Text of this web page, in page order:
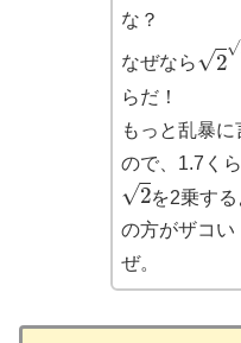
な？
なぜなら
2
らだ！
もっと乱暴
ので、1.7く
を2乗する
の方がザコい
ぜ。